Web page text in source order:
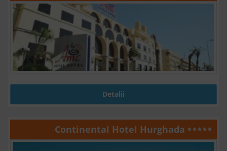
Detalii
Continental Hotel Hurghada